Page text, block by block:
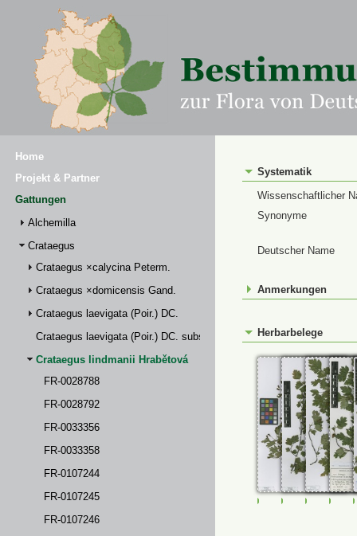
Home
Projekt & Partner
Gattungen
Alchemilla
Crataegus
Crataegus ×calycina Peterm.
Crataegus ×domicensis Gand.
Crataegus laevigata (Poir.) DC.
Crataegus laevigata (Poir.) DC. subsp. palmstruchii (Lindm.) Franco
Crataegus lindmanii Hrabětová
FR-0028788
FR-0028792
FR-0033356
FR-0033358
FR-0107244
FR-0107245
FR-0107246
Systematik
Wissenschaftlicher
Synonyme
Deutscher Name
Anmerkungen
Herbarbelege
FR-0028788FR-0028792
FR-